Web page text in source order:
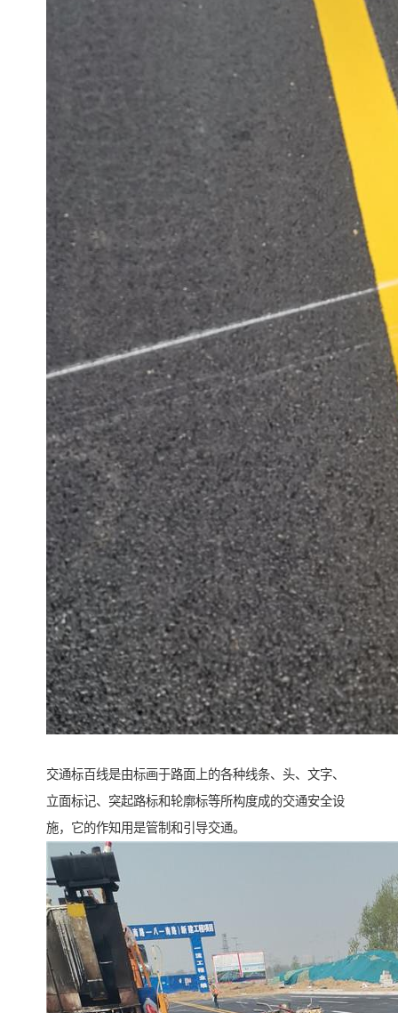
交通标百线是由标画于路面上的各种线条、头、文字、
立面标记、突起路标和轮廓标等所构度成的交通安全设
施，它的作知用是管制和引导交通。